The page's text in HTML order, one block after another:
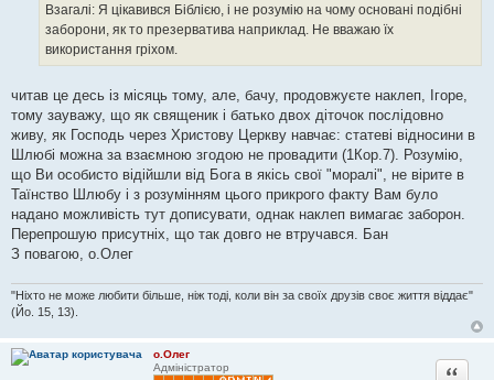
Взагалі: Я цікавився Біблією, і не розумію на чому основані подібні
заборони, як то презерватива наприклад. Не вважаю їх
використання гріхом.
читав це десь із місяць тому, але, бачу, продовжуєте наклеп, Ігоре,
тому зауважу, що як священик і батько двох діточок послідовно
живу, як Господь через Христову Церкву навчає: статеві відносини в
Шлюбі можна за взаємною згодою не провадити (1Кор.7). Розумію,
що Ви особисто відійшли від Бога в якісь свої "моралі", не вірите в
Таїнство Шлюбу і з розумінням цього прикрого факту Вам було
надано можливість тут дописувати, однак наклеп вимагає заборон.
Перепрошую присутніх, що так довго не втручався. Бан
З повагою, о.Олег
"Ніхто не може любити більше, ніж тоді, коли він за своїх друзів своє життя віддає"
(Йо. 15, 13).
о.Олег
Адміністратор
Цитата